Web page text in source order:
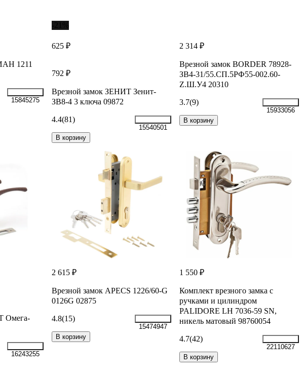
1211
15845275
625 ₽
792 ₽
Врезной замок ЗЕНИТ Зенит-
ЗВ8-4 3 ключа 09872
4.4(81)
15540501
В корзину
2 314 ₽
Врезной замок BORDER 78928-
ЗВ4-31/55.СП.5РФ55-002.60-
Z.Ш.У4 20310
3.7(9)
15933056
В корзину
Омега-
16243255
2 615 ₽
Врезной замок APECS 1226/60-G
0126G 02875
4.8(15)
15474947
В корзину
1 550 ₽
Комплект врезного замка с
ручками и цилиндром
PALIDORE LH 7036-59 SN,
никель матовый 98760054
4.7(42)
22110627
В корзину